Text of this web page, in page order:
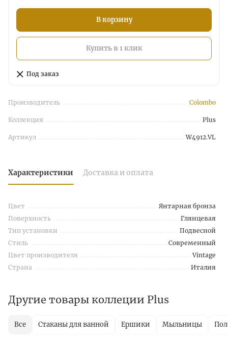
В корзину
Купить в 1 клик
Под заказ
Производитель Colombo
Коллекция Plus
Артикул W4912.VL
Характеристики Доставка и оплата
Цвет
Янтарная бронза
Поверхность
Глянцевая
Тип установки
Подвесной
Стиль
Современный
Цвет производителя
Vintage
Страна
Италия
Другие товары коллеции Plus
Все Стаканы для ванной Ершики Мыльницы